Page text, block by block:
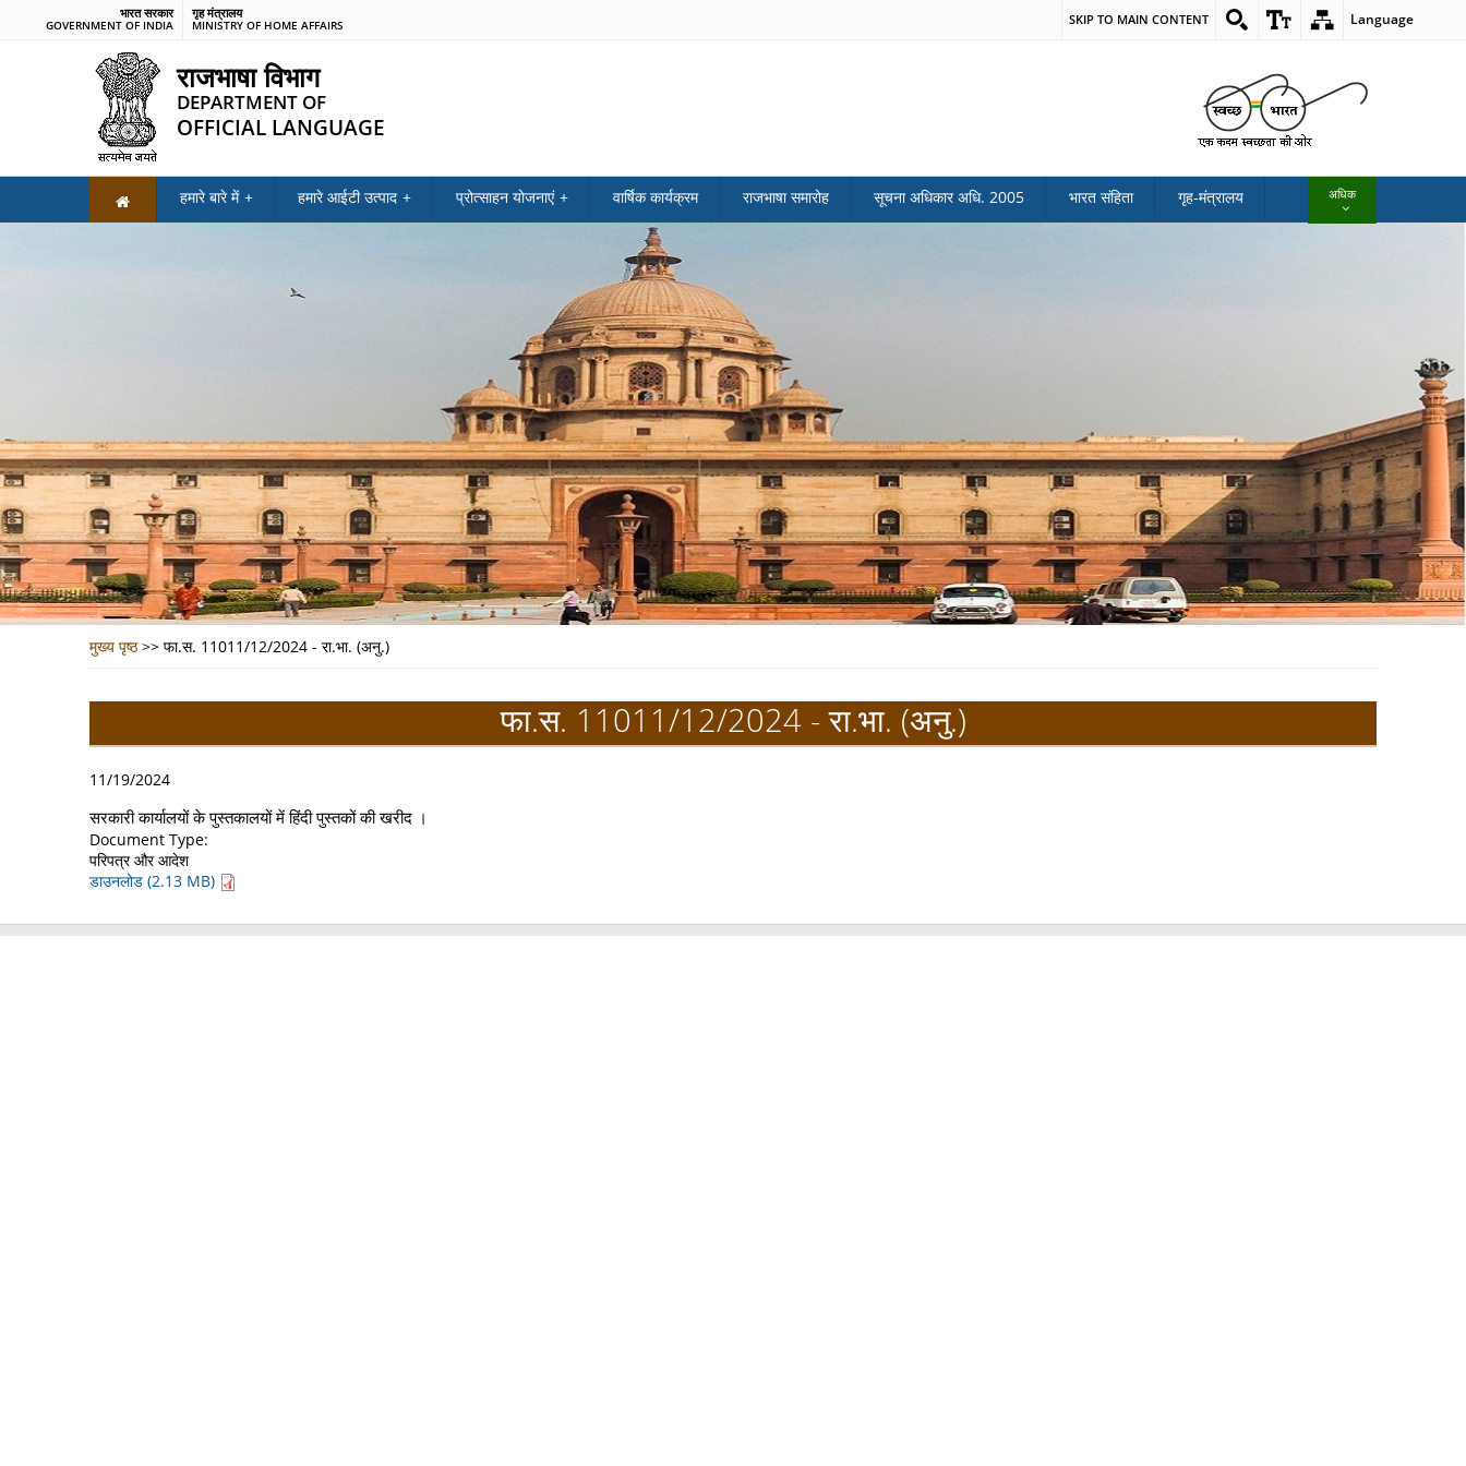
भारत सरकार
GOVERNMENT OF INDIA
गृह मंत्रालय
MINISTRY OF HOME AFFAIRS SKIP TO MAIN CONTENT Language
राजभाषा विभाग
DEPARTMENT OF
OFFICIAL LANGUAGE
हमारे बारे में हमारे आईटी उत्पाद प्रोत्साहन योजनाएं वार्षिक कार्यक्रम राजभाषा समारोह सूचना अधिकार अधि. 2005 भारत संहिता गृह-मंत्रालय अधिक
मुख्य पृष्ठ >> फा.स. 11011/12/2024 - रा.भा. (अनु.)
फा.स. 11011/12/2024 - रा.भा. (अनु.)
11/19/2024
सरकारी कार्यालयों के पुस्तकालयों में हिंदी पुस्तकों की खरीद ।
Document Type:
परिपत्र और आदेश
डाउनलोड (2.13 MB)